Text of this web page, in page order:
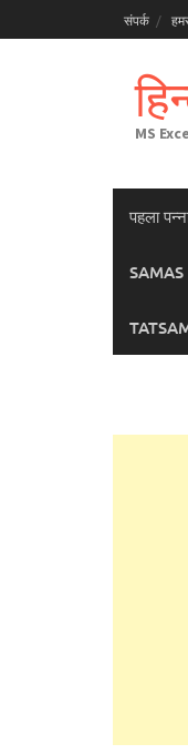
to
संपर्क
MS
पहला